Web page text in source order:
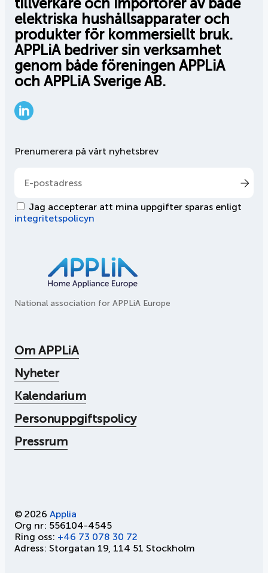
tillverkare och importörer av både
elektriska hushållsapparater och
produkter för kommersiellt bruk.
APPLiA bedriver sin verksamhet
genom både föreningen APPLiA
och APPLiA Sverige AB.
National association for APPLiA Europe
Prenumerera på vårt nyhetsbrev
Jag accepterar att mina uppgifter sparas enligt
integritetspolicyn
Om APPLiA
Nyheter
Kalendarium
Personuppgiftspolicy
Pressrum
© 2026 Applia
Org nr: 556104-4545
Ring oss: +46 73 078 30 72
Adress: Storgatan 19, 114 51 Stockholm